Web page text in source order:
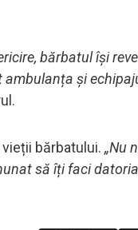
bărbatul își
ambulanța și
bărbatului. „Nu
să îți faci